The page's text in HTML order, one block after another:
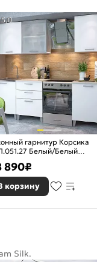
гарнитур Корсика
Белый/Белый
5,0
890₽
корзину
Silk.